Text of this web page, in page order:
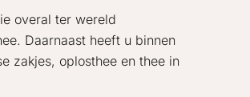
overal ter wereld
Daarnaast heeft u binnen
zakjes, oplosthee en thee in